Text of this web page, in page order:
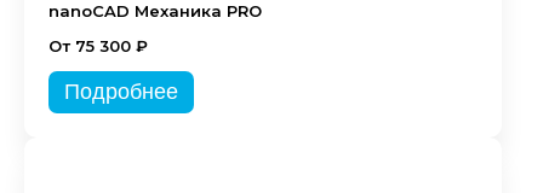
nanoCAD Механика PRO
От 75 300 ₽
Подробнее